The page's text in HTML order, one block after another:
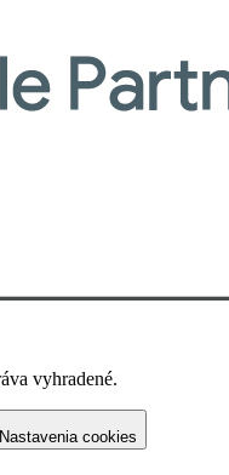
vyhradené.
Nastavenia cookies